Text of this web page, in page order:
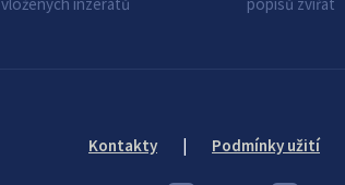
Kontakty | Podmínky užití